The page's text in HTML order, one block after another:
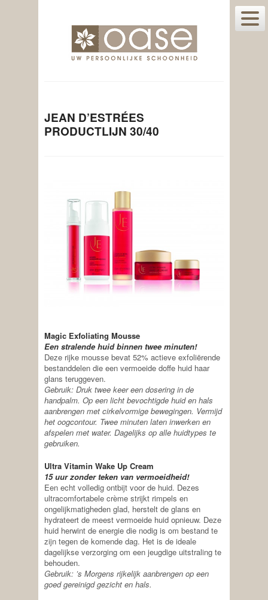
JEAN D’ESTRÉES
PRODUCTLIJN 30/40
Magic Exfoliating Mousse
Een stralende huid binnen twee minuten!
Deze rijke mousse bevat 52% actieve exfoliërende
bestanddelen die een vermoeide doffe huid haar
glans teruggeven.
Gebruik: Druk twee keer een dosering in de
handpalm. Op een licht bevochtigde huid en hals
aanbrengen met cirkelvormige bewegingen. Vermijd
het oogcontour. Twee minuten laten inwerken en
afspelen met water. Dagelijks op alle huidtypes te
gebruiken.
Ultra Vitamin Wake Up Cream
15 uur zonder teken van vermoeidheid!
Een echt volledig ontbijt voor de huid. Dezes
ultracomfortabele crème strijkt rimpels en
ongelijkmatigheden glad, herstelt de glans en
hydrateert de meest vermoeide huid opnieuw. Deze
huid herwint de energie die nodig is om bestand te
zijn tegen de komende dag. Het is de ideale
dagelijkse verzorging om een jeugdige uitstraling te
behouden.
Gebruik: ’s Morgens rijkelijk aanbrengen op een
goed gereinigd gezicht en hals.